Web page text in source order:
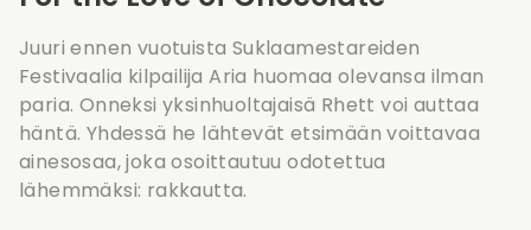
Juuri ennen vuotuista Suklaamestareiden
Festivaalia kilpailija Aria huomaa olevansa ilman
paria. Onneksi yksinhuoltajaisä Rhett voi auttaa
häntä. Yhdessä he lähtevät etsimään voittavaa
ainesosaa, joka osoittautuu odotettua
lähemmäksi: rakkautta.